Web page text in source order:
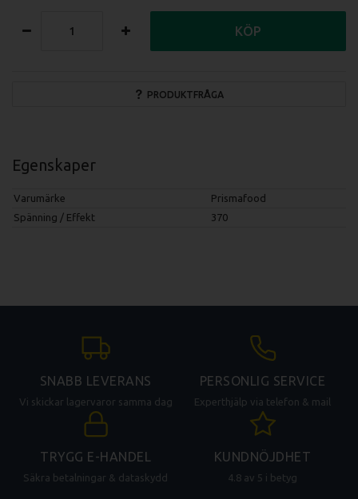
PRODUKTFRÅGA
KÖP
Egenskaper
Varumärke
Prismafood
Spänning / Effekt
370
SNABB LEVERANS
Vi skickar lagervaror samma dag
PERSONLIG SERVICE
Experthjälp via telefon & mail
TRYGG E-HANDEL
Säkra betalningar & dataskydd
KUNDNÖJDHET
4.8 av 5 i betyg